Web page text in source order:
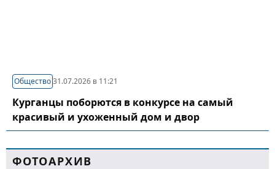
Общество31.07.2026 в 11:21
Курганцы поборются в конкурсе на самый
красивый и ухоженный дом и двор
ФОТОАРХИВ